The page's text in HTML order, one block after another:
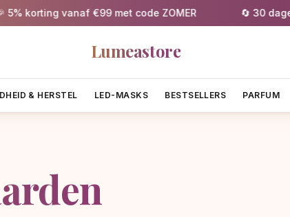
vanaf €99 met code ZOMER 🔄 30 dagen
Lumeastore
& HERSTEL LED-MASKS BESTSELLERS PARFUM